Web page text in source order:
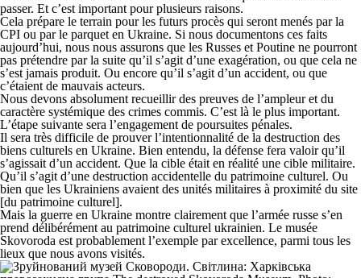
passer. Et c’est important pour plusieurs raisons.
Cela prépare le terrain pour les futurs procès qui seront menés par la
CPI ou par le parquet en Ukraine. Si nous documentons ces faits
aujourd’hui, nous nous assurons que les Russes et Poutine ne pourront
pas prétendre par la suite qu’il s’agit d’une exagération, ou que cela ne
s’est jamais produit. Ou encore qu’il s’agit d’un accident, ou que
c’étaient de mauvais acteurs.
Nous devons absolument recueillir des preuves de l’ampleur et du
caractère systémique des crimes commis. C’est là le plus important.
L’étape suivante sera l’engagement de poursuites pénales.
Il sera très difficile de prouver l’intentionnalité de la destruction des
biens culturels en Ukraine. Bien entendu, la défense fera valoir qu’il
s’agissait d’un accident. Que la cible était en réalité une cible militaire.
Qu’il s’agit d’une destruction accidentelle du patrimoine culturel. Ou
bien que les Ukrainiens avaient des unités militaires à proximité du site
[du patrimoine culturel].
Mais la guerre en Ukraine montre clairement que l’armée russe s’en
prend délibérément au patrimoine culturel ukrainien. Le musée
Skovoroda est probablement l’exemple par excellence, parmi tous les
lieux que nous avons visités.